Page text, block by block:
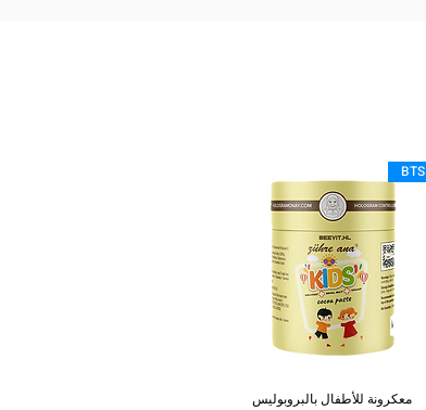
BTS
معكرونة للأطفال بالبروبوليس